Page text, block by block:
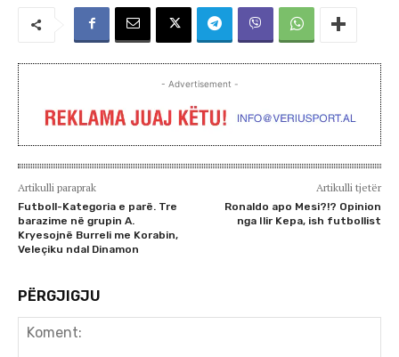
- Advertisement -
Artikulli paraprak
Futboll-Kategoria e parë. Tre
barazime në grupin A.
Kryesojnë Burreli me Korabin,
Veleçiku ndal Dinamon
Artikulli tjetër
Ronaldo apo Mesi?!? Opinion
nga Ilir Kepa, ish futbollist
PËRGJIGJU